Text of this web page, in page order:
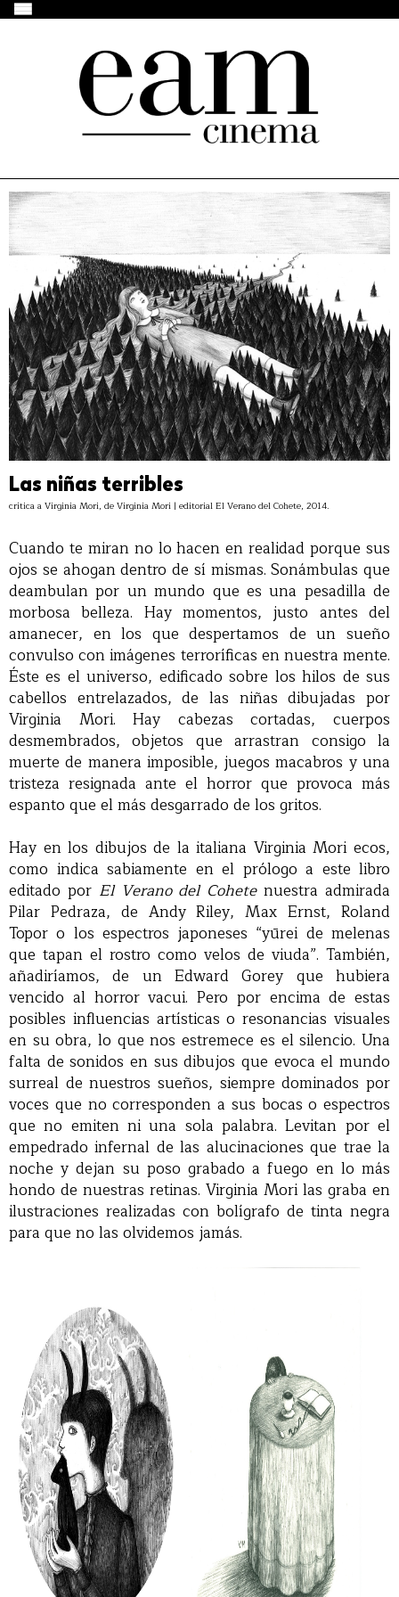
Las niñas terribles
crítica a Virginia Mori, de Virginia Mori | editorial El Verano del Cohete, 2014.
Cuando te miran no lo hacen en realidad porque sus
ojos se ahogan dentro de sí mismas. Sonámbulas que
deambulan por un mundo que es una pesadilla de
morbosa belleza. Hay momentos, justo antes del
amanecer, en los que despertamos de un sueño
convulso con imágenes terroríficas en nuestra mente.
Éste es el universo, edificado sobre los hilos de sus
cabellos entrelazados, de las niñas dibujadas por
Virginia Mori. Hay cabezas cortadas, cuerpos
desmembrados, objetos que arrastran consigo la
muerte de manera imposible, juegos macabros y una
tristeza resignada ante el horror que provoca más
espanto que el más desgarrado de los gritos.
Hay en los dibujos de la italiana Virginia Mori ecos,
como indica sabiamente en el prólogo a este libro
editado por El Verano del Cohetenuestra admirada
Pilar Pedraza, de Andy Riley, Max Ernst, Roland
Topor o los espectros japoneses “yūrei de melenas
que tapan el rostro como velos de viuda”. También,
añadiríamos, de un Edward Gorey que hubiera
vencido al horror vacui. Pero por encima de estas
posibles influencias artísticas o resonancias visuales
en su obra, lo que nos estremece es el silencio. Una
falta de sonidos en sus dibujos que evoca el mundo
surreal de nuestros sueños, siempre dominados por
voces que no corresponden a sus bocas o espectros
que no emiten ni una sola palabra. Levitan por el
empedrado infernal de las alucinaciones que trae la
noche y dejan su poso grabado a fuego en lo más
hondo de nuestras retinas. Virginia Mori las graba en
ilustraciones realizadas con bolígrafo de tinta negra
para que no las olvidemos jamás.